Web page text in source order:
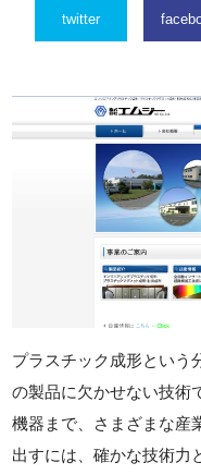
twitter
プラスチック成形という
の製品に欠かせない技術
機器まで、さまざまな産
出すには、確かな技術力